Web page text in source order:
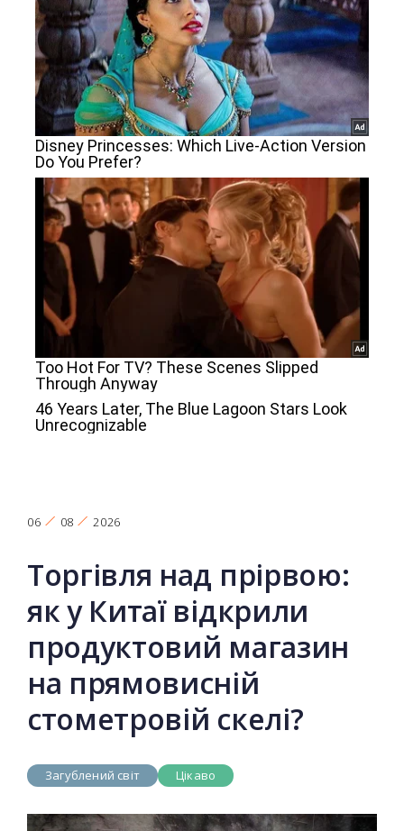
06 08 2026
Торгівля над прірвою:
як у Китаї відкрили
продуктовий магазин
на прямовисній
стометровій скелі?
Загублений світ Цікаво